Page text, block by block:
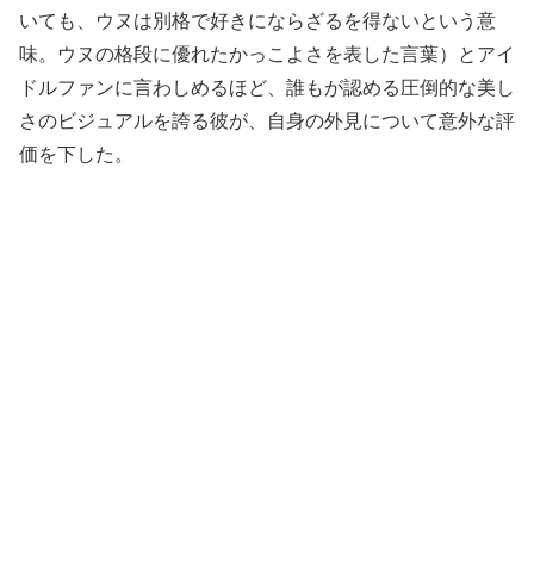
いても、ウヌは別格で好きにならざるを得ないという意
味。ウヌの格段に優れたかっこよさを表した言葉）とアイ
ドルファンに言わしめるほど、誰もが認める圧倒的な美し
さのビジュアルを誇る彼が、自身の外見について意外な評
価を下した。